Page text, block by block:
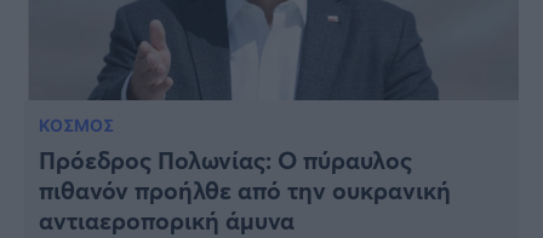
ΚΟΣΜΟΣ
Πρόεδρος Πολωνίας: Ο πύραυλος
πιθανόν προήλθε από την ουκρανική
αντιαεροπορική άμυνα